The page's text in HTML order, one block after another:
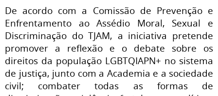
De acordo com a Comissão de Prevenção e
Enfrentamento ao Assédio Moral, Sexual e
Discriminação do TJAM, a iniciativa pretende
promover a reflexão e o debate sobre os
direitos da população LGBTQIAPN+ no sistema
de justiça, junto com a Academia e a sociedade
civil; combater todas as formas de